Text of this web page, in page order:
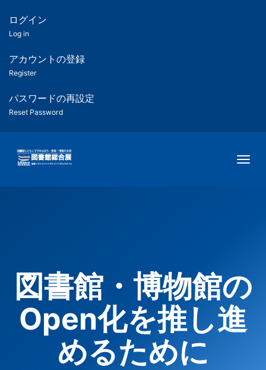
ツ
匿
名
ユ
ー
ー
用
メ
ログイン
Log in
アカウントの登録
Register
パスワードの再設定
Reset Password
図書館・博物館の
Open化を推し進
めるために